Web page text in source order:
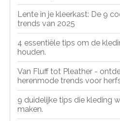
Lente in je kleerkast: De 9
trends van 2025
4 essentiële tips om de
houden.
Van Fluff tot Pleather -
herenmode trends voor
9 duidelijke tips die kleding
maken.